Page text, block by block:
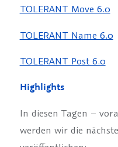
TOLERANT Move 6.0
TOLERANT Name 6.0
TOLERANT Post 6.0
Highlights
In diesen Tagen –
werden wir die